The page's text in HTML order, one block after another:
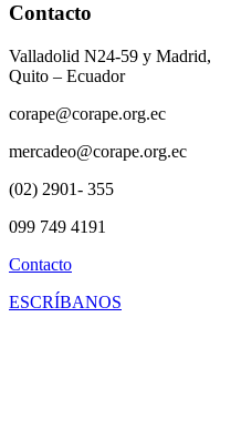
Contacto
Valladolid N24-59 y Madrid,
Quito – Ecuador
corape@corape.org.ec
mercadeo@corape.org.ec
(02) 2901- 355
099 749 4191
Contacto
ESCRÍBANOS